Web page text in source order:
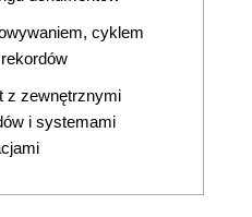
cyklem
z zewnętrznymi
i systemami